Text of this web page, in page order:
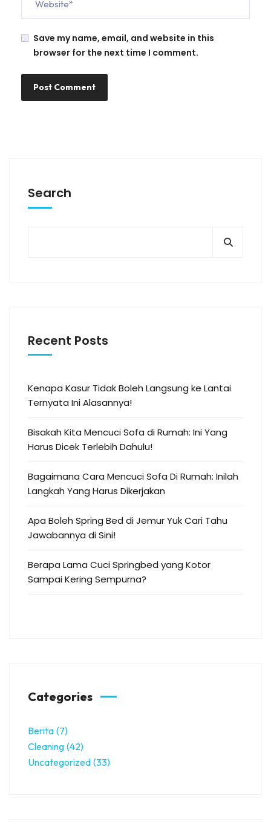
Save my name, email, and website in this
browser for the next time I comment.
Search
Recent Posts
Kenapa Kasur Tidak Boleh Langsung ke Lantai
Ternyata Ini Alasannya!
Bisakah Kita Mencuci Sofa di Rumah: Ini Yang
Harus Dicek Terlebih Dahulu!
Bagaimana Cara Mencuci Sofa Di Rumah: Inilah
Langkah Yang Harus Dikerjakan
Apa Boleh Spring Bed di Jemur Yuk Cari Tahu
Jawabannya di Sini!
Berapa Lama Cuci Springbed yang Kotor
Sampai Kering Sempurna?
Categories
Berita (7)
Cleaning (42)
Uncategorized (33)